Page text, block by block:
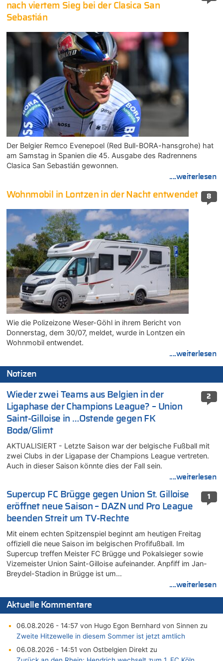
nach viertem Sieg bei der Clasica San
Sebastián
Der Belgier Remco Evenepoel (Red Bull-BORA-hansgrohe) hat
am Samstag in Spanien die 45. Ausgabe des Radrennens
Clasica San Sebastián gewonnen.
....weiterlesen
8
Wohnmobil in Lontzen in der Nacht entwendet
Wie die Polizeizone Weser-Göhl in ihrem Bericht von
Donnerstag, dem 30/07, meldet, wurde in Lontzen ein
Wohnmobil entwendet.
....weiterlesen
Notizen
2
Wieder zwei Teams aus Belgien in der
Ligaphase der Champions League? – Union
Saint-Gilloise in …Ostende gegen FK
Bodø/Glimt
AKTUALISIERT - Letzte Saison war der belgische Fußball mit
zwei Clubs in der Ligapase der Champions League vertreten.
Auch in dieser Saison könnte dies der Fall sein.
....weiterlesen
1
Supercup FC Brügge gegen Union St. Gilloise
eröffnet neue Saison – DAZN und Pro League
beenden Streit um TV-Rechte
Mit einem echten Spitzenspiel beginnt am heutigen Freitag
offiziell die neue Saison im belgischen Profifußball. Im
Supercup treffen Meister FC Brügge und Pokalsieger sowie
Vizemeister Union Saint-Gilloise aufeinander. Anpfiff im Jan-
Breydel-Stadion in Brügge ist um…
....weiterlesen
Aktuelle Kommentare
06.08.2026 - 14:57 von Hugo Egon Bernhard von Sinnen zu
Zweite Hitzewelle in diesem Sommer ist jetzt amtlich
06.08.2026 - 14:51 von Ostbelgien Direkt zu